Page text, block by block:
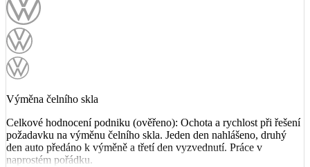
Výměna čelního skla
Celkové hodnocení podniku (ověřeno): Ochota a rychlost při řešení
požadavku na výměnu čelního skla. Jeden den nahlášeno, druhý
den auto předáno k výměně a třetí den vyzvednutí. Práce v
naprostém pořádku.